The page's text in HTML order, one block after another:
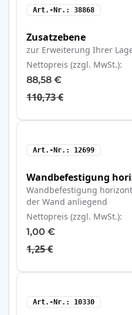
Art.-Nr. 38868
Zusatzebene
zur Erweiterung Ihrer
Nettopreis (zzgl. MwSt.)
88,58 €
110,73 €
Art.-Nr. 12699
Wandbefestigung
Wandbefestigung
der Wand anliegend
Nettopreis (zzgl. MwSt.)
1,00 €
1,25 €
Art.-Nr. 10330